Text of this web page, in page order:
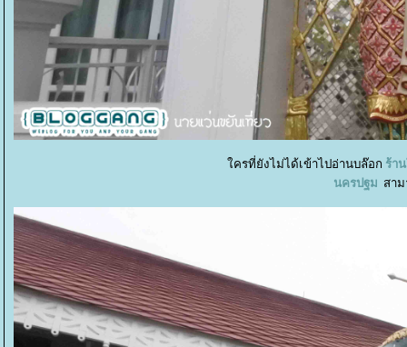
ครที่ยังไม่ได้เข้าไปอ่านบล๊อก ร้า
นครปฐม สา